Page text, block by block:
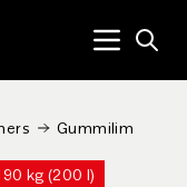
Menu
Gummilim
kg (200 l)